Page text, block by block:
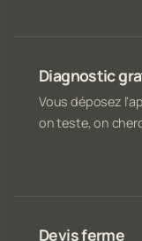
Diagnostic
Vous déposez
on teste, on
Devis ferme